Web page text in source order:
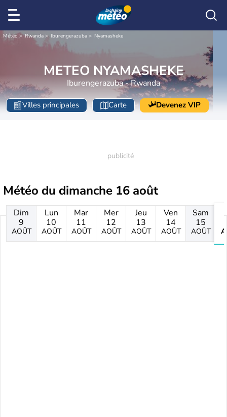
Météo Rwanda Iburengerazuba Nyamasheke
METEO NYAMASHEKE
Iburengerazuba - Rwanda
Villes principales Carte Devenez VIP
Météo du dimanche 16 août
Dim
9
AOÛT
Lun
10
AOÛT
Mar
11
AOÛT
Mer
12
AOÛT
Jeu
13
AOÛT
Ven
14
AOÛT
Sam
15
AOÛT